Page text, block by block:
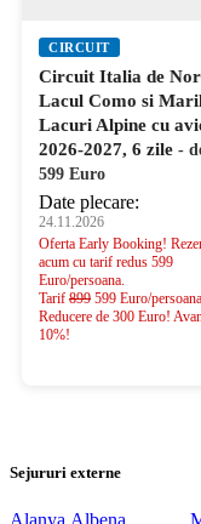
CIRCUIT
Circuit Italia de
Lacul Como si
Lacuri Alpine cu
2026-2027, 6 zile -
599 Euro
Date plecare:
24.11.2026
Oferta Early Booking!
acum cu tarif redus 599
Euro/persoana.
Tarif 899 599 Euro/
Reducere de 300 Euro!
10%!
Sejururi externe